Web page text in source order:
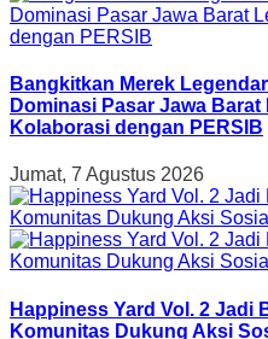
Bangkitkan Merek
Dominasi Pasar Jawa
Kolaborasi dengan PERSIB
Jumat, 7 Agustus 2026
Happiness Yard Vol. 2 Jadi
Komunitas Dukung Aksi